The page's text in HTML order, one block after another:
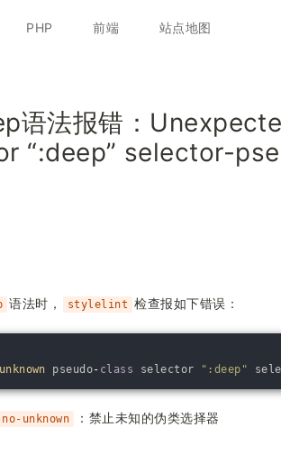
至
正
PHP 前端 站点地图
语法报错：
“:deep” selector-
语法时， stylelint 检查报如下错误：
unknown pseudo- class selector ":deep"
unknown ：禁止未知的伪类选择器